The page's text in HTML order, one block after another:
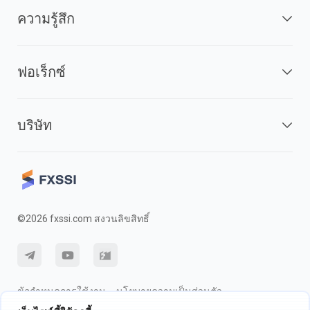
ความรู้สึก
ฟอเร็กซ์
บริษัท
©2026 fxssi.com สงวนลิขสิทธิ์
ข้อกำหนดการใช้งาน
นโยบายความเป็นส่วนตัว